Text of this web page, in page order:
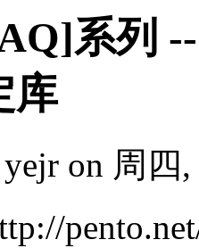
系列
库
yejr on 周四,